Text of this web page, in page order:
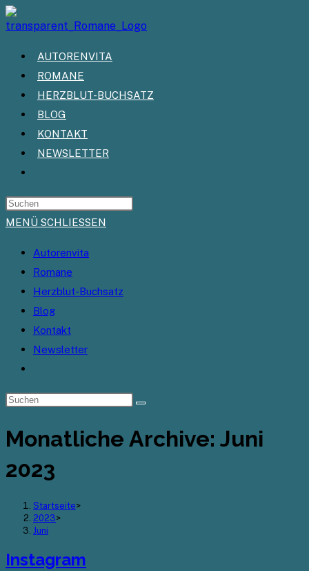
Zum
Inhalt
springenAUTORENVITA
ROMANE
HERZBLUT-BUCHSATZ
BLOG
KONTAKT
NEWSLETTER
UMSCHALTEN
MENÜ SCHLIESSEN
Autorenvita
Romane
Herzblut-Buchsatz
Blog
Kontakt
Newsletter
umschalten
Monatliche Archive: Juni
2023
Startseite>
2023>
Juni
Instagram